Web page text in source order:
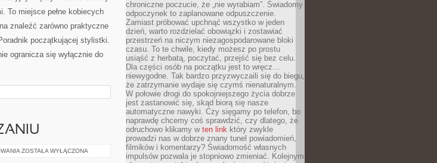
To miejsce pełne kobiecych
znaleźć zarówno praktyczne
początkującej stylistki.
ogranicza się wyłącznie do
NOWINKI
ZOSTAŁA WYŁĄCZONA
chroniczne poczucie, że „nie wyrabiam”. Świadomy
odpoczynek to zaplanowane odpuszczenie.
Zamiast próbować upchnąć wszystko w jeden
dzień, warto rozdzielać obowiązki i zostawiać
przestrzeń na niczym niezagospodarowane bloki
czasu. To te chwile, kiedy możesz po prostu
usiąść z herbatą, poczytać, przejść się bez celu.
Dla części osób na początku jest to wręcz…
niewygodne. Tak bardzo przyzwyczaili się do biegu,
że zatrzymanie wydaje się czymś nienaturalnym.
W połowie drogi do spokojniejszego życia dobrze
jest zastanowić się, skąd biorą się nasze
automatyczne nawyki. Czy sięgamy po telefon, bo
naprawdę chcemy coś sprawdzić, czy dlatego, że
odruchowo klikamy w ten link który zwykle
prowadzi nas w dobrze znany tunel powiadomień,
filmików i komentarzy? Świadomość własnych
impulsów pozwala je stopniowo zmieniać. Kolejnym